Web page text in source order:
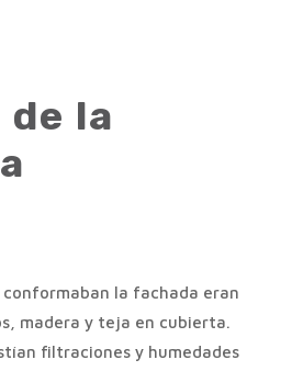
la
la fachada eran
madera y teja en cubierta.
filtraciones y humedades